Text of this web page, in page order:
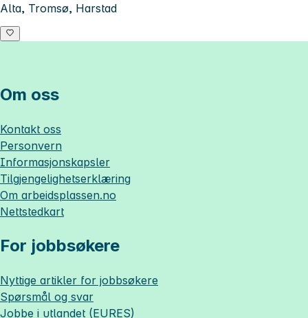
Alta, Tromsø, Harstad
Om oss
Kontakt oss
Personvern
Informasjonskapsler
Tilgjengelighetserklæring
Om arbeidsplassen.no
Nettstedkart
For jobbsøkere
Nyttige artikler for jobbsøkere
Spørsmål og svar
Jobbe i utlandet (EURES)